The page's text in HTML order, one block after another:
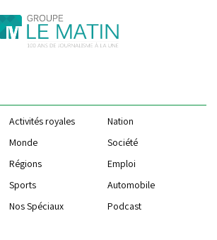
Activités royales
Nation
Monde
Société
Régions
Emploi
Sports
Automobile
Nos Spéciaux Podcast